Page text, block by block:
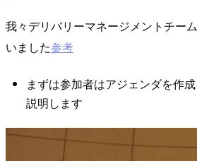
我々デリバリーマネージメントチー
いました参考
まずは参加者はアジェンダを作
説明します